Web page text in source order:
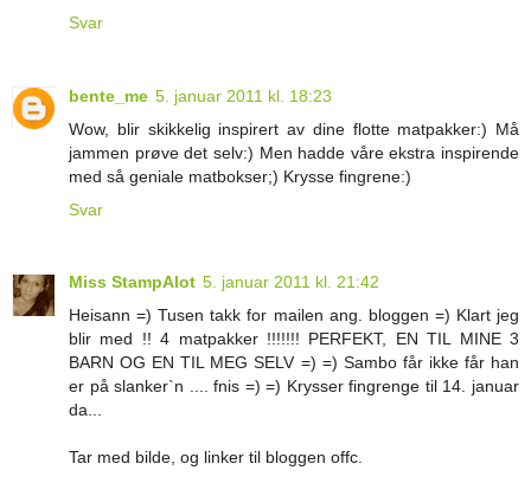
Svar
bente_me 5. januar 2011 kl. 18:23
Wow, blir skikkelig inspirert av dine flotte matpakker:) Må
jammen prøve det selv:) Men hadde våre ekstra inspirende
med så geniale matbokser;) Krysse fingrene:)
Svar
Miss StampAlot 5. januar 2011 kl. 21:42
Heisann =) Tusen takk for mailen ang. bloggen =) Klart jeg
blir med !! 4 matpakker !!!!!!! PERFEKT, EN TIL MINE 3
BARN OG EN TIL MEG SELV =) =) Sambo får ikke får han
er på slanker`n .... fnis =) =) Krysser fingrenge til 14. januar
da...
Tar med bilde, og linker til bloggen offc.